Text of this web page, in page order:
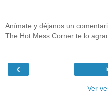
Anímate y déjanos un
The Hot Mess Corner te lo
‹
Ver